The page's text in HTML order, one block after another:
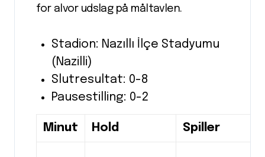
for alvor udslag på måltavlen.
Stadion: Nazıllı İlçe Stadyumu
(Nazilli)
Slutresultat: 0-8
Pausestilling: 0-2
Minut Hold Spiller